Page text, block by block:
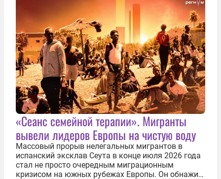
«Сеанс семейной терапии». Мигранты
вывели лидеров Европы на чистую воду
Массовый прорыв нелегальных мигрантов в
испанский эксклав Сеута в конце июля 2026 года
стал не просто очередным миграционным
кризисом на южных рубежах Европы. Он обнажил